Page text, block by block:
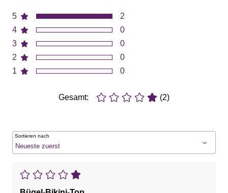
5
4
3
2
1
2
0
0
0
0
Gesamt: (2)
Sortieren nach